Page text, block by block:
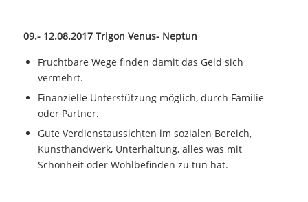
09.- 12.08.2017 Trigon Venus- Neptun
Fruchtbare Wege finden damit das Geld sich
vermehrt.
Finanzielle Unterstützung möglich, durch Familie
oder Partner.
Gute Verdienstaussichten im sozialen Bereich,
Kunsthandwerk, Unterhaltung, alles was mit
Schönheit oder Wohlbefinden zu tun hat.